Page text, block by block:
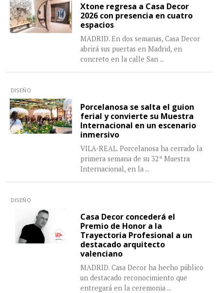
Xtone regresa a Casa Decor
2026 con presencia en cuatro
espacios
MADRID. En dos semanas, Casa Decor
abrirá sus puertas en Madrid, en
concreto en la calle San ...
DISEÑO
Porcelanosa se salta el guion
ferial y convierte su Muestra
Internacional en un escenario
inmersivo
VILA-REAL. Porcelanosa ha cerrado la
primera semana de su 32ª Muestra
Internacional, en la ...
DISEÑO
Casa Decor concederá el
Premio de Honor a la
Trayectoria Profesional a un
destacado arquitecto
valenciano
MADRID. Casa Decor ha hecho público
un destacado reconocimiento que
entregará en la ceremonia ...